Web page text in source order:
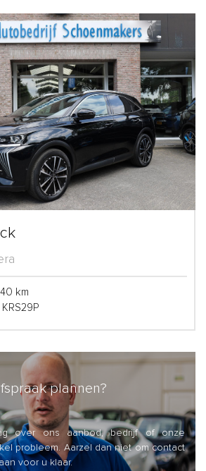
km
plannen?
over ons aanbod, bedrijf of onze
probleem. Aarzel dan niet om contact
voor u klaar.